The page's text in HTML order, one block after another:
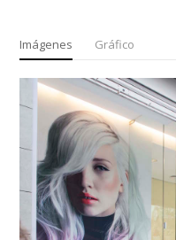
Imágenes Gráfico